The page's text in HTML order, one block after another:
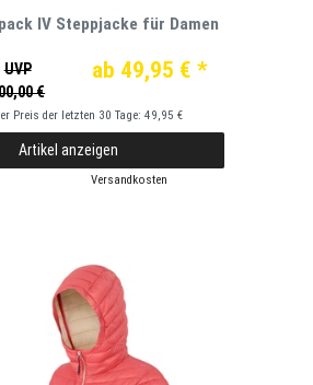
IV Steppjacke für Damen
UVP
€
ab 49,95 € *
Preis der letzten 30 Tage: 49,95 €
Artikel anzeigen
Versandkosten